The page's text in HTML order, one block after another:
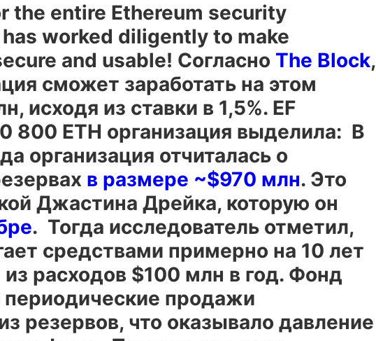
the entire Ethereum security
worked diligently to make
and usable! Согласно The Block,
сможет заработать на этом
исходя из ставки в 1,5%. EF
800 ETH организация выделила: В
организация отчиталась о
в размере ~$970 млн. Это
Джастина Дрейка, которую он
. Тогда исследователь отметил,
средствами примерно на 10 лет
расходов $100 млн в год. Фонд
периодические продажи
резервов, что оказывало давление